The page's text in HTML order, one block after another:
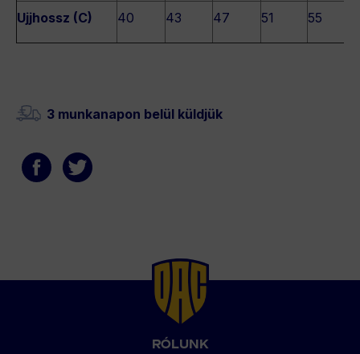
Ujjhossz (C) 40 43 47 51 55
3 munkanapon belül küldjük
RÓLUNK